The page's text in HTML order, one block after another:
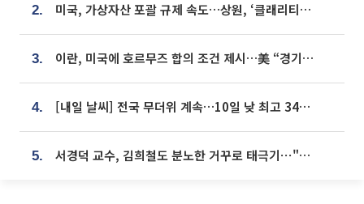
2. 미국, 가상자산 포괄 규제 속도…상원, ‘클래리티법’ 9월 절차투표 추진
3. 이란, 미국에 호르무즈 합의 조건 제시…美 “경기 아직 안 끝나” [종합]
4. [내일 날씨] 전국 무더위 계속…10일 낮 최고 34도 육박
5. 서경덕 교수, 김희철도 분노한 거꾸로 태극기⋯"엉터리는 아냐, 아쉬울 뿐"